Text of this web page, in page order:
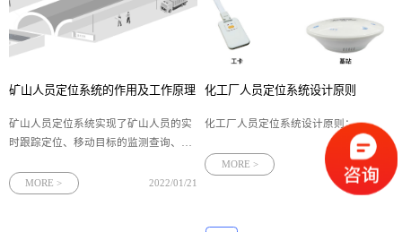
矿山人员定位系统的作用及工作原理
矿山人员定位系统实现了矿山人员的实
时跟踪定位、移动目标的监测查询、井
MORE > 2022/01/21
化工厂人员定位系统设计原则
化工厂人员定位系统设计原则：
MORE > 2022/01/20